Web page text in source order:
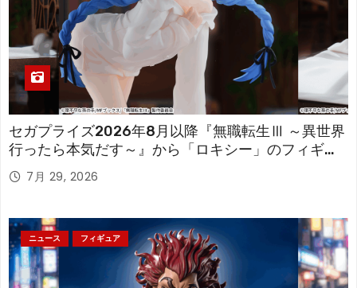
セガプライズ2026年8月以降『無職転生Ⅲ ～異世界
行ったら本気だす～』から「ロキシー」のフィギュ
アが登場！
7月 29, 2026
ニュース フィギュア